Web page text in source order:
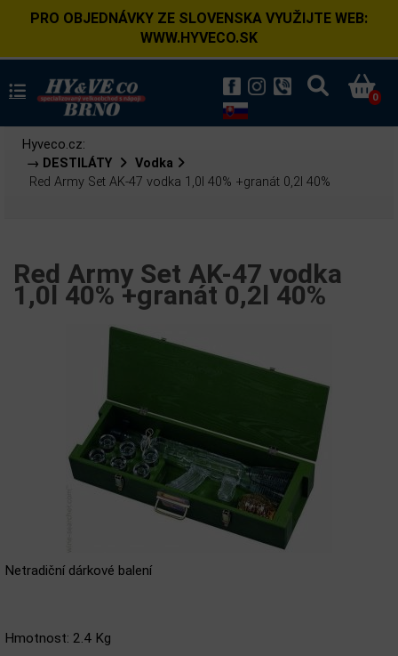
PRO OBJEDNÁVKY ZE SLOVENSKA VYUŽIJTE WEB:
WWW.HYVECO.SK
0
Hyveco.cz:
→ DESTILÁTY
Vodka
Red Army Set AK-47 vodka 1,0l 40% +granát 0,2l 40%
Red Army Set AK-47 vodka
1,0l 40% +granát 0,2l 40%
Netradiční dárkové balení
Hmotnost: 2.4 Kg